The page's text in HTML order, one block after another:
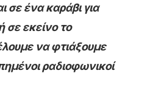
σε ένα καράβι για
σε εκείνο το
να φτιάξουμε
ραδιοφωνικοί